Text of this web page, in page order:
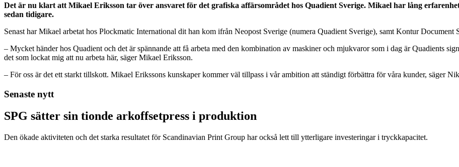
Det är nu klart att Mikael Eriksson tar över ansvaret för det grafiska affärsområdet hos Quadient Sverige. Mikael har lång
sedan tidigare.
Senast har Mikael arbetat hos Plockmatic International dit han kom ifrån Neopost Sverige (numera Quadient Sverige), samt Kontur Document
– Mycket händer hos Quadient och det är spännande att få arbeta med den kombination av maskiner och mjukvaror som i dag är Quadients
det som lockat mig att nu arbeta här, säger Mikael Eriksson.
– För oss är det ett starkt tillskott. Mikael Erikssons kunskaper kommer väl tillpass i vår ambition att ständigt förbättra för våra kunder, säger
Senaste nytt
SPG sätter sin tionde arkoffsetpress i produktion
Den ökade aktiviteten och det starka resultatet för Scandinavian Print Group har också lett till ytterligare investeringar i tryckkapacitet.